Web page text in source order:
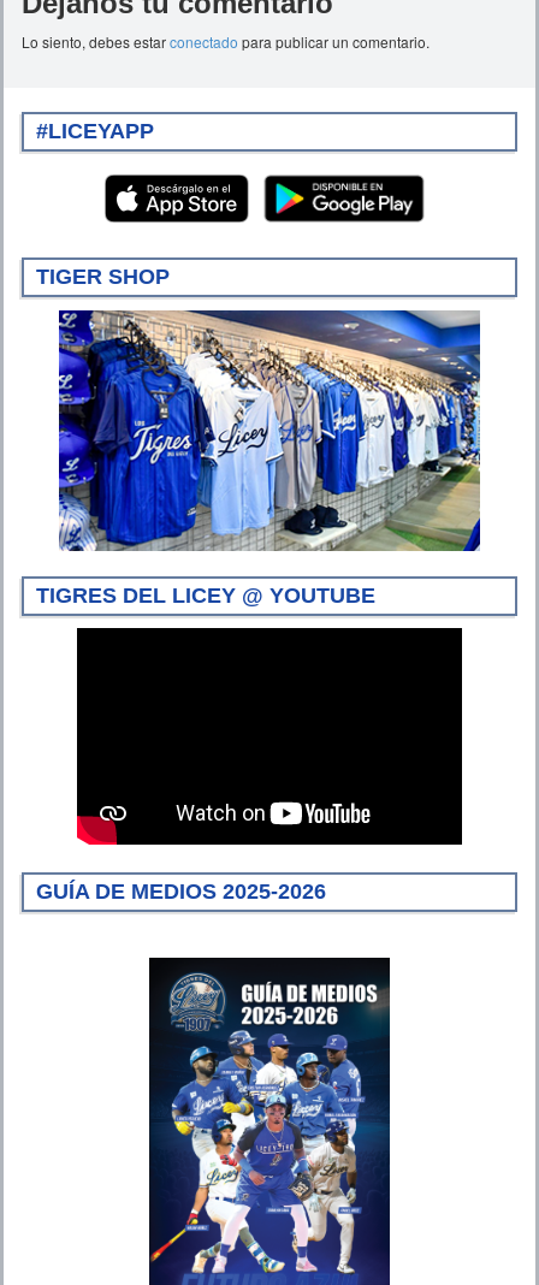
Lo siento, debes estarconectado para publicar un comentario.
#LICEYAPP
TIGER SHOP
TIGRES DEL LICEY @ YOUTUBE
GUÍA DE MEDIOS 2025-2026